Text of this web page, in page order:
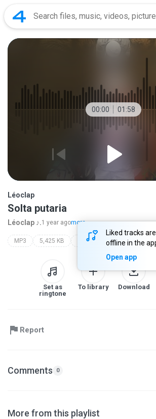
00:00 01:58
Liked tracks
offline in the
Open app
Léoclap
Solta putaria
Léoclap ♪.1 year agomore...
MP3 5,425 KB Rap leopardo
Set as
ringtone
To library Download
Report
Comments 0
More from this playlist